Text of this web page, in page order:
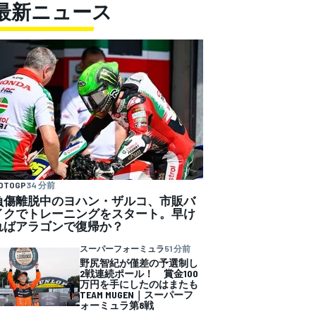
新ニュース
34 分前
傷離脱中のヨハン・ザルコ、市販バ
クでトレーニングをスタート。早け
ばアラゴンで復帰か？
スーパーフォーミュラ51 分前
野尻智紀が僅差の予選制し
2戦連続ポール！ 賞金100
万円を手にしたのはまたも
TEAM MUGEN｜スーパーフ
ォーミュラ第8戦